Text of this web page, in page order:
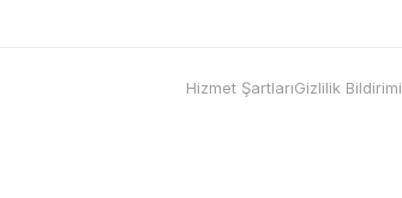
Hizmet ŞartlarıGizlilik Bildirimi